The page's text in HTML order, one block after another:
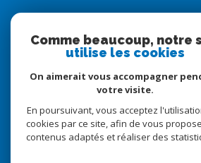
Comme beaucoup, notre
utilise les cookies
On aimerait vous accompagner
votre visite.
En poursuivant, vous acceptez
cookies par ce site, afin de vous
contenus adaptés et réaliser des